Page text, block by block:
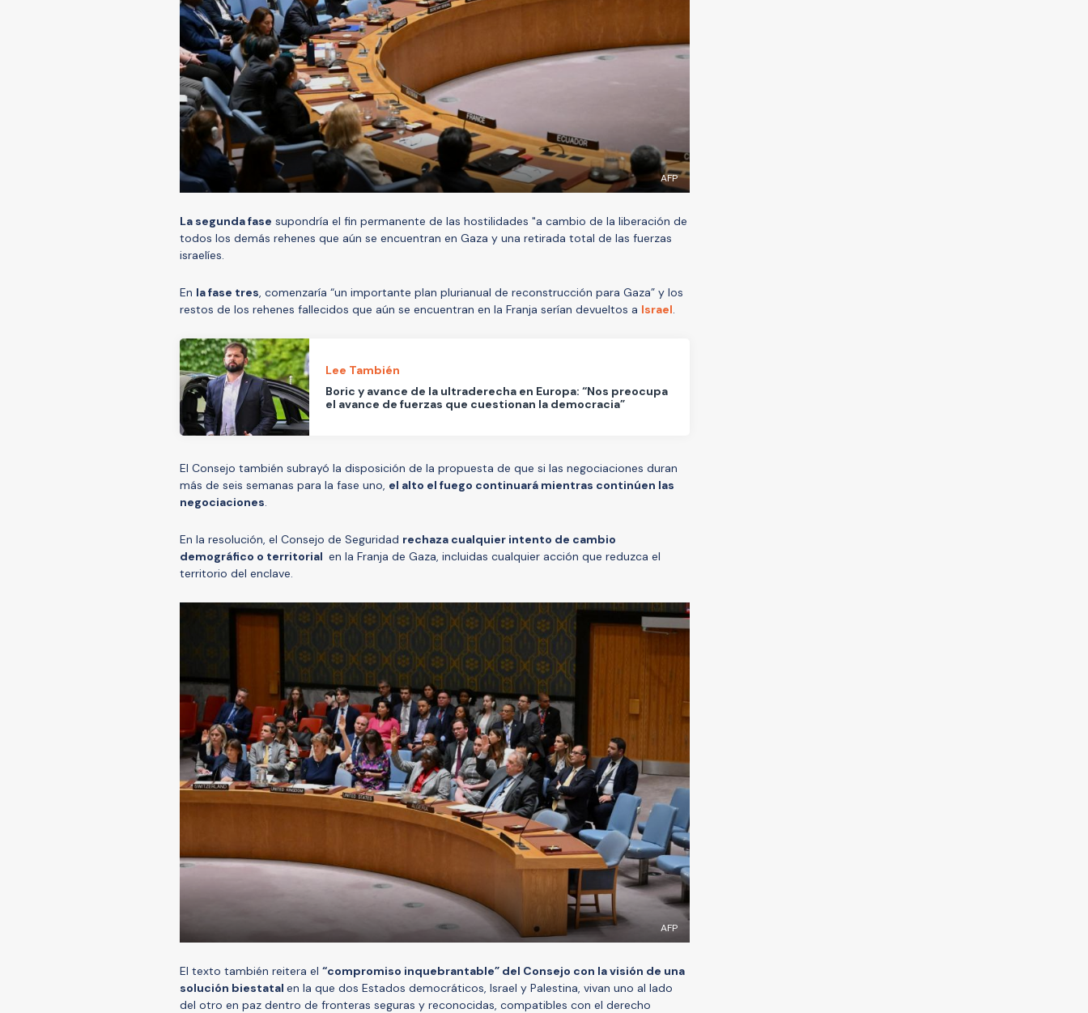
AFP
La segunda fase supondría el fin permanente de las hostilidades "a cambio de la liberación de
todos los demás rehenes que aún se encuentran en Gaza y una retirada total de las fuerzas
israelíes.
En la fase tres, comenzaría “un importante plan plurianual de reconstrucción para Gaza” y los
restos de los rehenes fallecidos que aún se encuentran en la Franja serían devueltos a Israel.
Lee También
Boric y avance de la ultraderecha en Europa: “Nos preocupa
el avance de fuerzas que cuestionan la democracia”
El Consejo también subrayó la disposición de la propuesta de que si las negociaciones duran
más de seis semanas para la fase uno, el alto el fuego continuará mientras continúen las
negociaciones.
En la resolución, el Consejo de Seguridad rechaza cualquier intento de cambio
demográfico o territorial en la Franja de Gaza, incluidas cualquier acción que reduzca el
territorio del enclave.
AFP
El texto también reitera el “compromiso inquebrantable” del Consejo con la visión de una
solución biestatal en la que dos Estados democráticos, Israel y Palestina, vivan uno al lado
del otro en paz dentro de fronteras seguras y reconocidas, compatibles con el derecho